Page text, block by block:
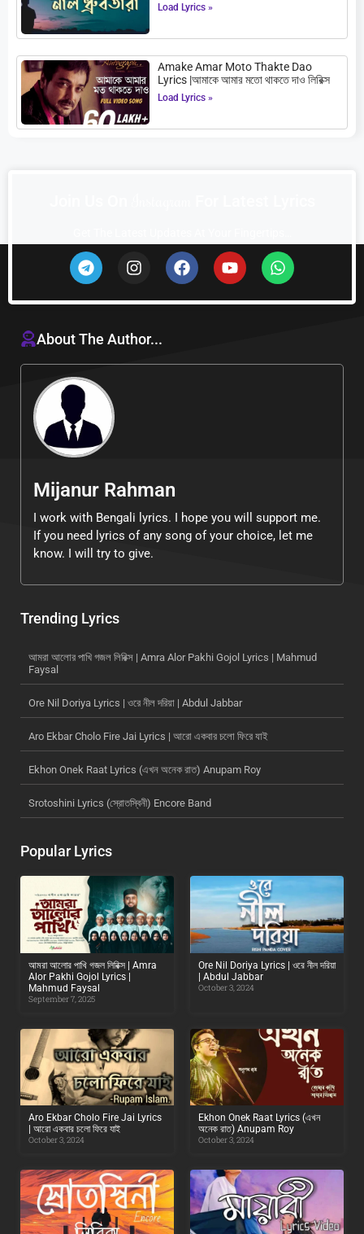
Load Lyrics »
Amake Amar Moto Thakte Dao
Lyrics |আমাকে আমার মতো থাকতে দাও লিরিক্স
Load Lyrics »
About The Author...
Mijanur Rahman
I work with Bengali lyrics. I hope you will support me.
If you need lyrics of any song of your choice, let me
know. I will try to give.
Trending Lyrics
আমরা আলোর পাখি গজল লিরিক্স | Amra Alor Pakhi Gojol Lyrics | Mahmud
Faysal
Ore Nil Doriya Lyrics | ওরে নীল দরিয়া | Abdul Jabbar
Aro Ekbar Cholo Fire Jai Lyrics | আরো একবার চলো ফিরে যাই
Ekhon Onek Raat Lyrics (এখন অনেক রাত) Anupam Roy
Srotoshini Lyrics (স্রোতস্বিনী) Encore Band
Popular Lyrics
আমরা আলোর পাখি গজল লিরিক্স | Amra
Alor Pakhi Gojol Lyrics |
Mahmud Faysal
September 7, 2025
Ore Nil Doriya Lyrics | ওরে নীল দরিয়া
| Abdul Jabbar
October 3, 2024
Aro Ekbar Cholo Fire Jai Lyrics
| আরো একবার চলো ফিরে যাই
October 3, 2024
Ekhon Onek Raat Lyrics (এখন
অনেক রাত) Anupam Roy
October 3, 2024